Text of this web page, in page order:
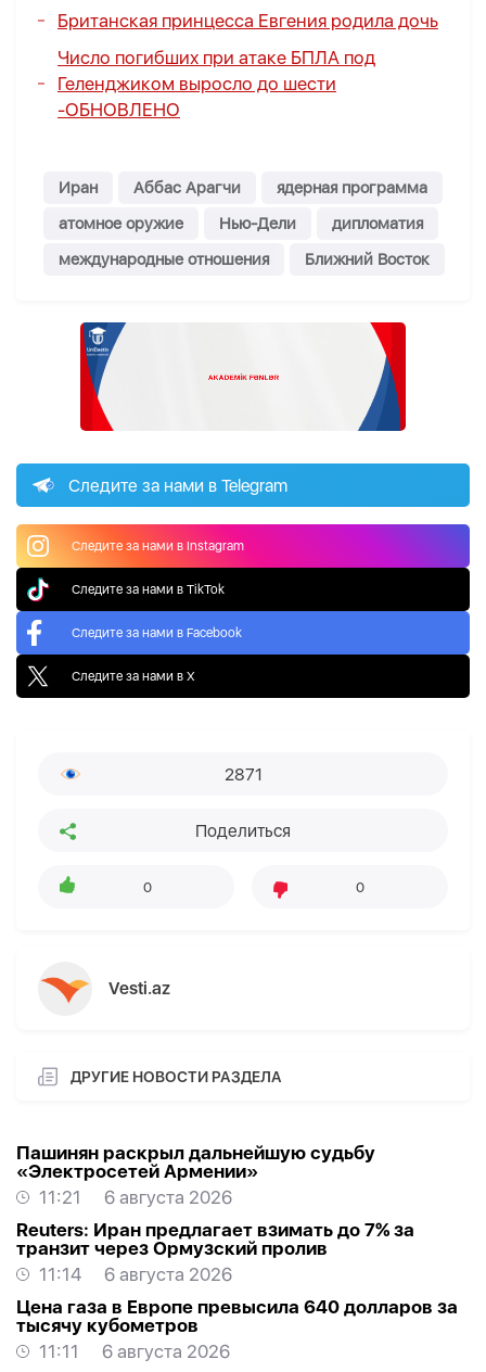
Британская принцесса Евгения родила дочь
Число погибших при атаке БПЛА под
Геленджиком выросло до шести
-ОБНОВЛЕНО
Иран Аббас Арагчи
ядерная программа
атомное оружие
Нью-Дели
дипломатия
международные отношения
Ближний Восток
Следите за нами в Telegram
Следите за нами в Instagram
Следите за нами в TikTok
Следите за нами в Facebook
Следите за нами в X
2871
Поделиться
0 0
Vesti.az
ДРУГИЕ НОВОСТИ РАЗДЕЛА
Пашинян раскрыл дальнейшую судьбу
«Электросетей Армении»
11:21
6 августа 2026
Reuters: Иран предлагает взимать до 7% за
транзит через Ормузский пролив
11:14
6 августа 2026
Цена газа в Европе превысила 640 долларов за
тысячу кубометров
11:11
6 августа 2026